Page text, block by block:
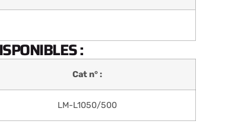
:
Cat n° :
LM-L1050/500